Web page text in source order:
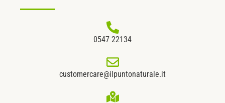
0547 22134
customercare@ilpuntonaturale.it